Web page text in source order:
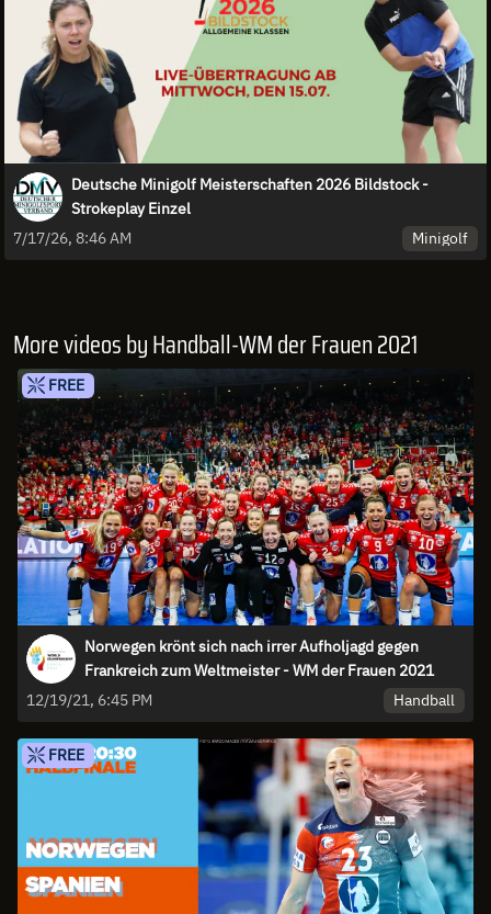
Deutsche Minigolf Meisterschaften 2026 Bildstock -
Strokeplay Einzel
7/17/26, 8:46 AM
Minigolf
More videos by Handball-WM der Frauen 2021
FREE
Norwegen krönt sich nach irrer Aufholjagd gegen
Frankreich zum Weltmeister - WM der Frauen 2021
12/19/21, 6:45 PM
Handball
FREE